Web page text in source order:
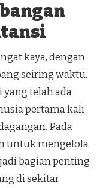
kaya, dengan
seiring waktu.
telah ada
pertama kali
Pada
untuk mengelola
bagian penting
di sekitar